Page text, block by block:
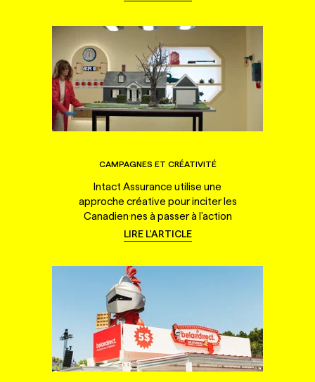
CAMPAGNES ET CRÉATIVITÉ
Intact Assurance utilise une
approche créative pour inciter les
Canadien·nes à passer à l'action
LIRE L'ARTICLE